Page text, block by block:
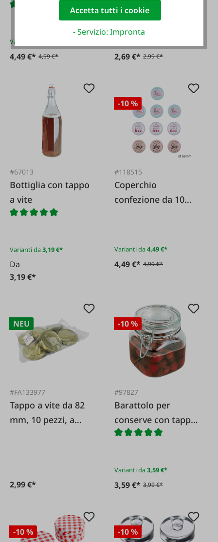
Varianti da
4,49 €* 4,99 €* 2,69 €* 2,99 €*
#67013
Bottiglia con tappo
a vite
Varianti da3,19 €*
Da
3,19 €*
-10 %
#118515
Coperchio
confezione da 10
Varianti da4,49 €*
4,49 €* 4,99 €*
NEU
#FA133977
Tappo a vite da 82
mm, 10 pezzi, a
2,99 €*
-10 %
#97827
Barattolo per
conserve con tappo
a chiusura ermetica
Varianti da3,59 €*
3,59 €* 3,99 €*
-10 % -10 %
Accetta tutti i cookie
- Servizio: Impronta